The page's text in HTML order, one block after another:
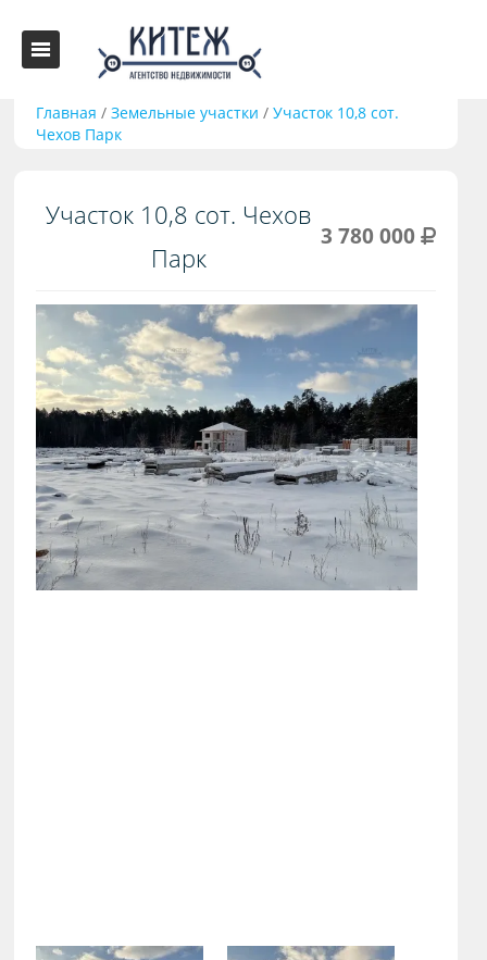
Главная /Земельные участки /Участок 10,8 сот.
Чехов Парк
Участок 10,8 сот. Чехов
Парк
3 780 000